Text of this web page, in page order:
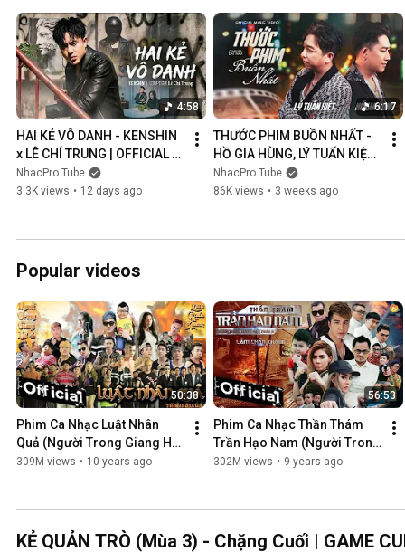
4:58
HAI KẺ VÔ DANH - KENSHIN
x LÊ CHÍ TRUNG | OFFICIAL
MUSIC VIDEO
NhacPro Tube
3.3K views • 12 days ago
6:17
THƯỚC PHIM BUỒN NHẤT -
HỒ GIA HÙNG, LÝ TUẤN KIỆT |
OFFICIAL MUSIC VIDEO
NhacPro Tube
86K views • 3 weeks ago
Popular videos
50:38
Phim Ca Nhạc Luật Nhân
Quả (Người Trong Giang Hồ
4) - Lâm Chấn Khang 2016
309M views • 10 years ago
56:53
Phim Ca Nhạc Thần Thám
Trần Hạo Nam (Người Trong
Giang Hồ 5) - Lâm Chấn
302M views • 9 years ago
KẺ QUẢN TRÒ (Mùa 3) - Chặng Cuối | GAME